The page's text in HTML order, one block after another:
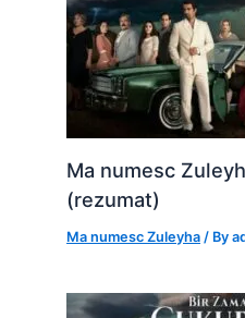
Ma numesc
(rezumat)
Ma numesc Zuleyha / By